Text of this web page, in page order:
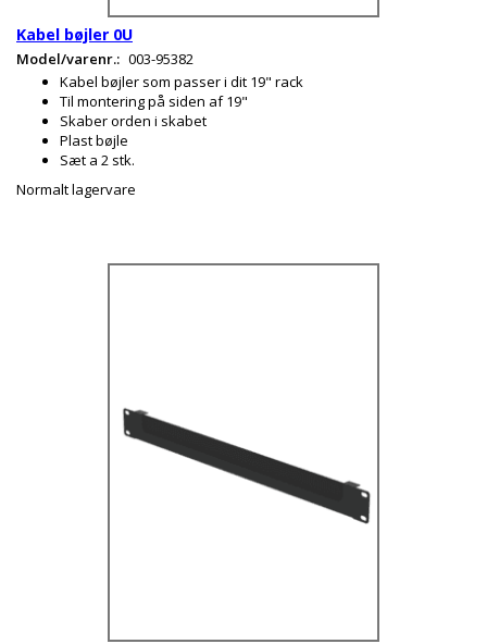
Kabel bøjler 0U
Model/varenr.: 003-95382
Kabel bøjler som passer i dit 19" rack
Til montering på siden af 19"
Skaber orden i skabet
Plast bøjle
Sæt a 2 stk.
Normalt lagervare